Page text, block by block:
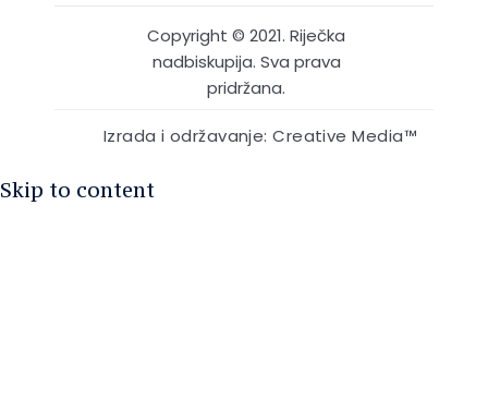
Copyright © 2021. Riječka
nadbiskupija. Sva prava
pridržana.
Izrada i održavanje: Creative Media™
Skip to content